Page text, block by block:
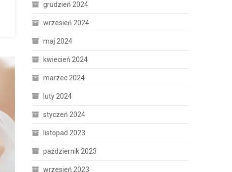
grudzień 2024
wrzesień 2024
maj 2024
kwiecień 2024
marzec 2024
luty 2024
styczeń 2024
listopad 2023
październik 2023
wrzesień 2023